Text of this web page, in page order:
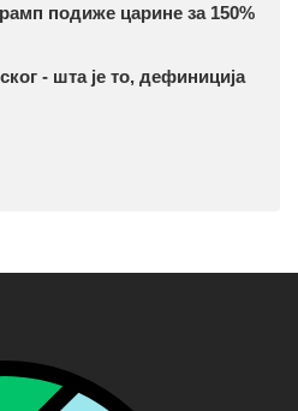
подиже царине за 150%
- шта је то, дефиниција